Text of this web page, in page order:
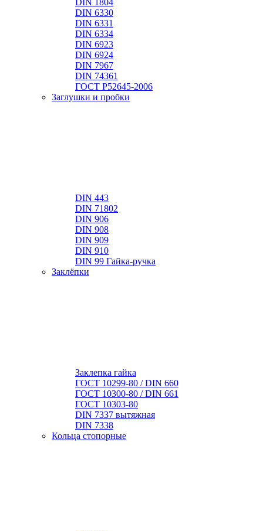
DIN 1804
DIN 6330
DIN 6331
DIN 6334
DIN 6923
DIN 6924
DIN 7967
DIN 74361
ГОСТ Р52645-2006
Заглушки и пробки
DIN 443
DIN 71802
DIN 906
DIN 908
DIN 909
DIN 910
DIN 99 Гайка-ручка
Заклёпки
Заклепка гайка
ГОСТ 10299-80 / DIN 660
ГОСТ 10300-80 / DIN 661
ГОСТ 10303-80
DIN 7337 вытяжная
DIN 7338
Кольца стопорные